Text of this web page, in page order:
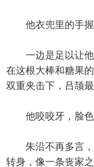
他衣兜里的手握
一边是足以让他
在这根大棒和糖果的
双重夹击下，吕颉
他咬咬牙，脸色
朱沿不再多言，
转身，像一条丧家之